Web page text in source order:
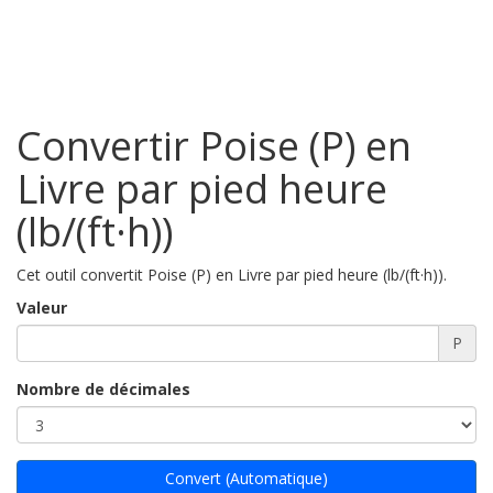
Convertir Poise (P) en
Livre par pied heure
(lb/(ft·h))
Cet outil convertit Poise (P) en Livre par pied heure (lb/(ft·h)).
Valeur
P
Nombre de décimales
Convert (Automatique)